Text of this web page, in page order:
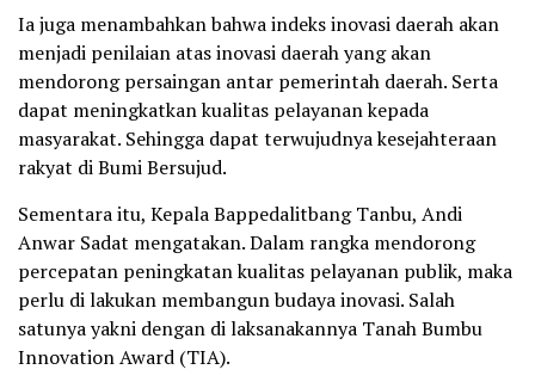
Ia juga menambahkan bahwa indeks inovasi daerah akan
menjadi penilaian atas inovasi daerah yang akan
mendorong persaingan antar pemerintah daerah. Serta
dapat meningkatkan kualitas pelayanan kepada
masyarakat. Sehingga dapat terwujudnya kesejahteraan
rakyat di Bumi Bersujud.
Sementara itu, Kepala Bappedalitbang Tanbu, Andi
Anwar Sadat mengatakan. Dalam rangka mendorong
percepatan peningkatan kualitas pelayanan publik, maka
perlu di lakukan membangun budaya inovasi. Salah
satunya yakni dengan di laksanakannya Tanah Bumbu
Innovation Award (TIA).